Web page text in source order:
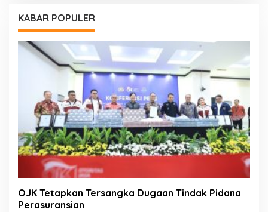
KABAR POPULER
OJK Tetapkan Tersangka Dugaan Tindak Pidana
Perasuransian